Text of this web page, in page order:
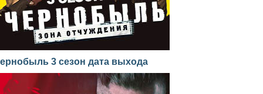
3 сезон дата выхода